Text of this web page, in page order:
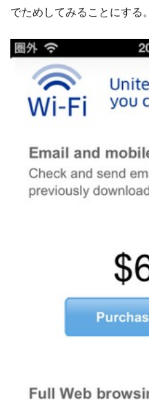
でためしてみることにする。